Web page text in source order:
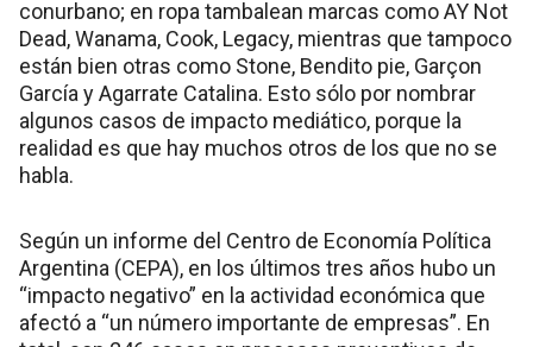
conurbano; en ropa tambalean marcas como AY Not
Dead, Wanama, Cook, Legacy, mientras que tampoco
están bien otras como Stone, Bendito pie, Garçon
García y Agarrate Catalina. Esto sólo por nombrar
algunos casos de impacto mediático, porque la
realidad es que hay muchos otros de los que no se
habla.
Según un informe del Centro de Economía Política
Argentina (CEPA), en los últimos tres años hubo un
“impacto negativo” en la actividad económica que
afectó a “un número importante de empresas”. En